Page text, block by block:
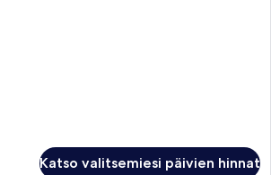
Katso valitsemiesi päivien hinnat